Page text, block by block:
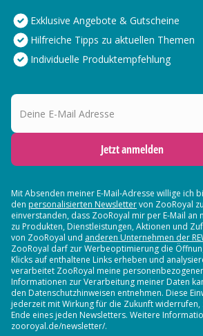
Exklusive Angebote & Gutscheine
Hilfreiche Tipps zu aktuellen Themen
Individuelle Produktempfehlung
Deine E-Mail Adresse
Jetzt anmelden
Mit Absenden meiner E-Mail-Adresse willige ich
den personalisierten Newslettervon ZooRoyal
einverstanden, dass ZooRoyal mir per E-Mail an
zu Produkten, Dienstleistungen, Aktionen und
von ZooRoyal und anderen Unternehmen der
ZooRoyal darf zur Werbeoptimierung die
Klicks auf enthaltene Links erheben und
verarbeitet ZooRoyal meine
Informationen zur Verarbeitung meiner Daten
den Datenschutzhinweisen entnehmen. Diese
jederzeit mit Wirkung für die Zukunft widerrufen,
Ende eines jeden Newsletters. Weitere
zooroyal.de/newsletter/.